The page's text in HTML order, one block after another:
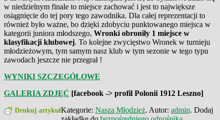
w niedzielnym finale to miejsce zachować i jest to największe
osiągnięcie do tej pory tego zawodnika. Dla całej reprezentacji to
również było ważne, bo dzięki zdobyciu punktowanego miejsca w
kategorii juniora młodszego, Wronki obroniły 1 miejsce w
klasyfikacji klubowej. To kolejne zwycięstwo Wronek w turnieju
młodzieżowym, tym samym nasz klub w tym sezonie w tego typu
zawodach jeszcze nie przegrał !
WYNIKI SZCZEGÓŁOWE
GALERIA ZDJĘĆ [facebook -> profil Polonii 1912 Leszno]
Drukuj artykułKategorie: Nasza Młodzież. Autor: admin. Dodaj